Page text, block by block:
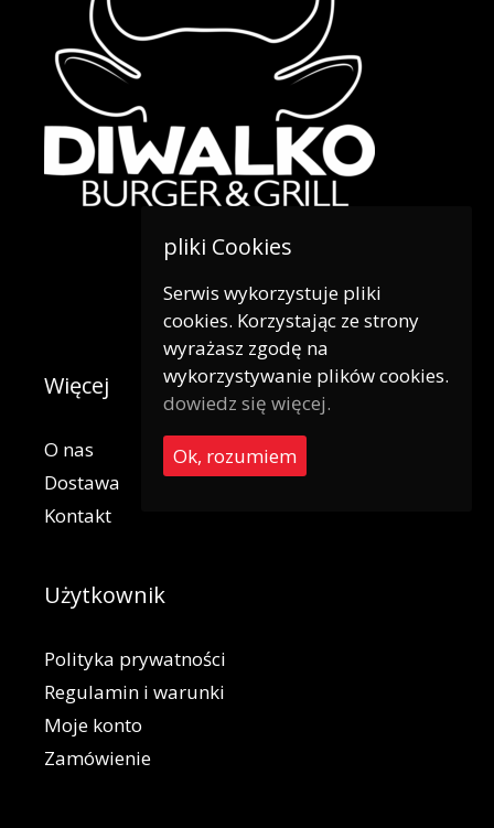
tel. 662 554 300
Więcej
O nas
Dostawa
Kontakt
Użytkownik
Polityka prywatności
Regulamin i warunki
Moje konto
Zamówienie
pliki Cookies
Serwis wykorzystuje pliki
cookies. Korzystając ze strony
wyrażasz zgodę na
wykorzystywanie plików cookies.
dowiedz się więcej.
Ok, rozumiem